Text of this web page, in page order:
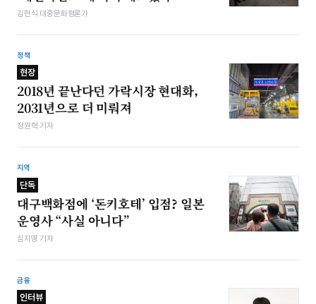
김헌식 대중문화평론가
정책
현장
2018년 끝난다던 가락시장 현대화,
2031년으로 더 미뤄져
정원혁 기자
지역
단독
대구백화점에 ‘돈키호테’ 입점? 일본
운영사 “사실 아니다”
심지영 기자
금융
인터뷰